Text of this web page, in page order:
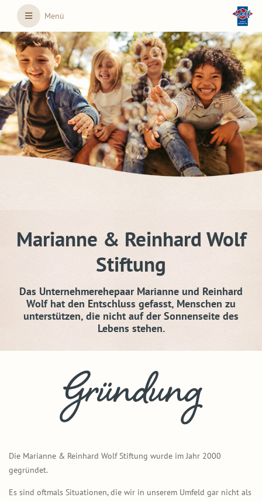
Skip to main content
Menü
Marianne & Reinhard Wolf
Stiftung
Das Unternehmerehepaar Marianne und Reinhard
Wolf hat den Entschluss gefasst, Menschen zu
unterstützen, die nicht auf der Sonnenseite des
Lebens stehen.
Die Marianne & Reinhard Wolf Stiftung wurde im Jahr 2000
gegründet.
Es sind oftmals Situationen, die wir in unserem Umfeld gar nicht als